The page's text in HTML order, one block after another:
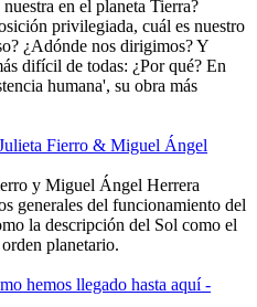
en el planeta Tierra?
privilegiada, cuál es nuestro
¿Adónde nos dirigimos? Y
difícil de todas: ¿Por qué? En
humana', su obra más
Fierro & Miguel Ángel
y Miguel Ángel Herrera
generales del funcionamiento del
la descripción del Sol como el
planetario.
hemos llegado hasta aquí -